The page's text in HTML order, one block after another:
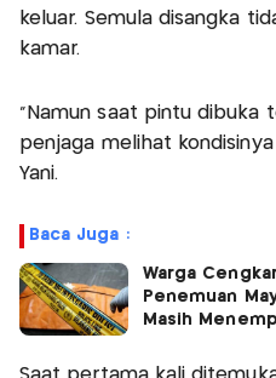
keluar. Semula disangka
kamar.
"Namun saat pintu dibuka
penjaga melihat
Yani.
Baca Juga :
Warga
Penemuan
Masih